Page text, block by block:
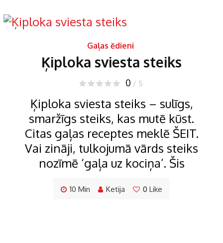
Gaļas ēdieni
Ķiploka sviesta steiks
0 / 5
Ķiploka sviesta steiks – sulīgs,
smaržīgs steiks, kas mutē kūst.
Citas gaļas receptes meklē ŠEIT.
Vai zināji, tulkojumā vārds steiks
nozīmē ‘gaļa uz kociņa’. Šis
10 Min Ketija 0 Like